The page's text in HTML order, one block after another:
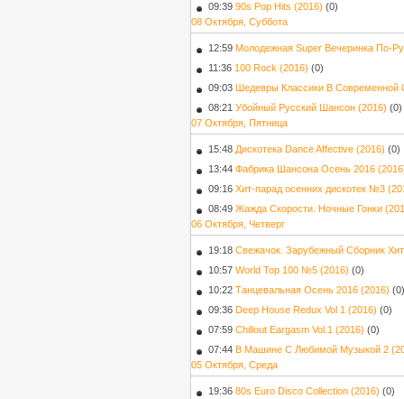
09:39 90s Pop Hits (2016) (0)
08 Октября, Суббота
12:59 Молодежная Super Вечеринка По-
11:36 100 Rock (2016) (0)
09:03 Шедевры Классики В Современной
08:21 Убойный Русский Шансон (2016) (0)
07 Октября, Пятница
15:48 Дискотека Dance Affective (2016) (0)
13:44 Фабрика Шансона Осень 2016
09:16 Хит-парад осенних дискотек №3
08:49 Жажда Скорости. Ночные Гонки
06 Октября, Четверг
19:18 Свежачок. Зарубежный Сборник
10:57 World Top 100 №5 (2016) (0)
10:22 Танцевальная Осень 2016 (2016) (0)
09:36 Deep House Redux Vol 1 (2016) (0)
07:59 Chillout Eargasm Vol.1 (2016) (0)
07:44 В Машине С Любимой Музыкой 2
05 Октября, Среда
19:36 80s Euro Disco Collection (2016) (0)